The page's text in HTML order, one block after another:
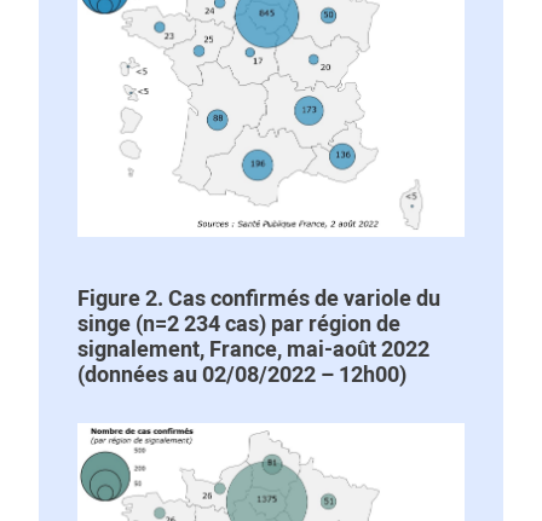
Figure 2. Cas confirmés de variole du
singe (n=2 234 cas) par région de
signalement, France, mai-août 2022
(données au 02/08/2022 – 12h00)